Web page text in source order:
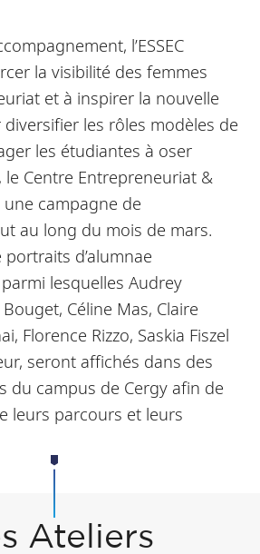
l’ESSEC
la visibilité des femmes
et à inspirer la nouvelle
les rôles modèles de
les étudiantes à oser
le Centre Entrepreneuriat &
campagne de
au long du mois de mars.
d’alumnae
lesquelles Audrey
Céline Mas, Claire
Florence Rizzo, Saskia Fiszel
seront affichés dans des
du campus de Cergy afin de
leurs parcours et leurs
Ateliers